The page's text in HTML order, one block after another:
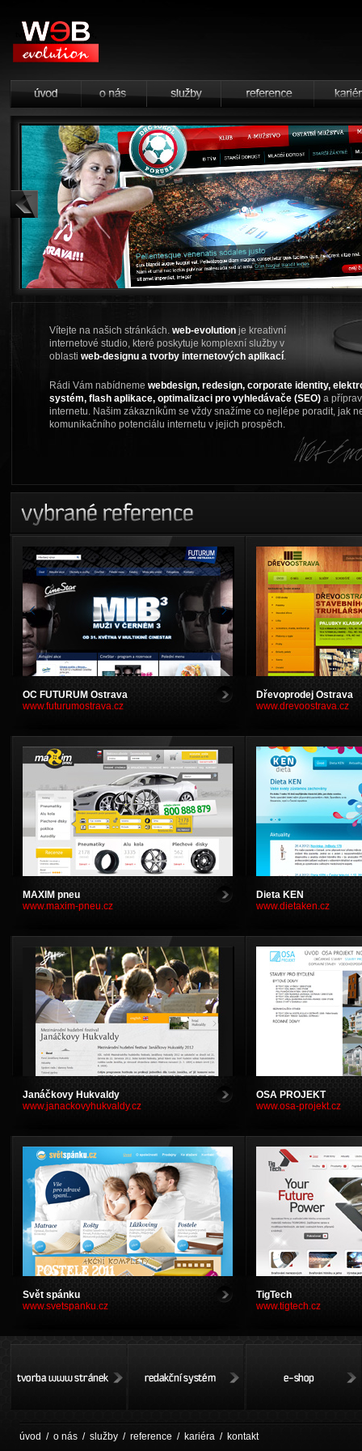
web-evolution -
tvorba www stránek,
webdesign, web
design, grafika,
vizitky, e-shopy, SEO,
úvod o nás služby reference
Vítejte na našich stránkách. web-evolution je kreativní
internetové studio, které poskytuje komplexní služby v
oblasti web-designu a tvorby internetových aplikací.
Rádi Vám nabídneme webdesign, redesign, corporate identity,
systém, flash aplikace, optimalizaci pro vyhledávače (SEO) a
internetu. Našim zákazníkům se vždy snažíme co nejlépe poradit, jak
komunikačního potenciálu internetu v jejich prospěch.
vybrané reference webdesign
OC FUTURUM Ostrava
www.futurumostrava.cz
>
Dřevoprodej Ostrava
www.drevoostrava.cz
MAXIM pneu
www.maxim-pneu.cz
>
Dieta KEN
www.dietaken.cz
Janáčkovy Hukvaldy
www.janackovyhukvaldy.cz
>
OSA PROJEKT
www.osa-projekt.cz
Svět spánku
www.svetspanku.cz
>
TigTech
www.tigtech.cz
tvorba www stránek redakční systém e-shop
úvod / o nás / služby / reference / kariéra / kontakt